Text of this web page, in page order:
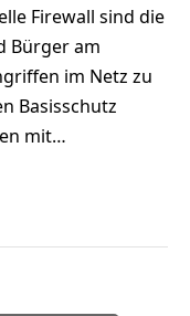
Firewall sind die
Bürger am
im Netz zu
Basisschutz
mit…